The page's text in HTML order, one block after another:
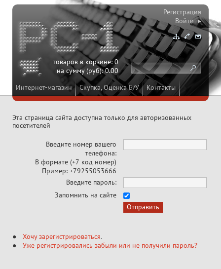
Интернет-магазин Скупка, Оценка Б/У Контакты
товаров в корзине:0
на сумму (руб):0.00
Регистрация
Войти ▸
Эта страница сайта доступна только для авторизованных
посетителей
Введите номер вашего
телефона:
В формате (+7 код номер)
Пример: +79255053666
Введите пароль:
Запомнить на сайте
Хочу зарегистрироваться.
Уже регистрировались забыли или не получили пароль?